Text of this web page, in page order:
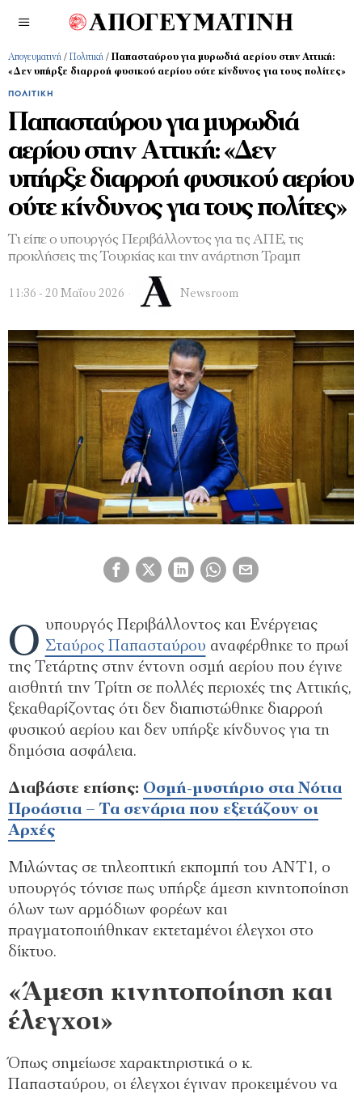
Απογευματινή / Πολιτική / Παπασταύρου για μυρωδιά αερίου στην Αττική:
«Δεν υπήρξε διαρροή φυσικού αερίου ούτε κίνδυνος για τους πολίτες»
ΠΟΛΙΤΙΚΉ
Παπασταύρου για μυρωδιά
αερίου στην Αττική: «Δεν
υπήρξε διαρροή φυσικού αερίου
ούτε κίνδυνος για τους πολίτες»
Τι είπε ο υπουργός Περιβάλλοντος για τις ΑΠΕ, τις
προκλήσεις της Τουρκίας και την ανάρτηση Τραμπ
11:36 - 20 Μαΐου 2026 Newsroom
Ο υπουργός Περιβάλλοντος και Ενέργειας
Σταύρος Παπασταύρου αναφέρθηκε το πρωί
της Τετάρτης στην έντονη οσμή αερίου που έγινε
αισθητή την Τρίτη σε πολλές περιοχές της Αττικής,
ξεκαθαρίζοντας ότι δεν διαπιστώθηκε διαρροή
φυσικού αερίου και δεν υπήρξε κίνδυνος για τη
δημόσια ασφάλεια.
Διαβάστε επίσης: Οσμή-μυστήριο στα Νότια
Προάστια – Τα σενάρια που εξετάζουν οι
Αρχές
Μιλώντας σε τηλεοπτική εκπομπή του ANT1, ο
υπουργός τόνισε πως υπήρξε άμεση κινητοποίηση
όλων των αρμόδιων φορέων και
πραγματοποιήθηκαν εκτεταμένοι έλεγχοι στο
δίκτυο.
«Άμεση κινητοποίηση και
έλεγχοι»
Όπως σημείωσε χαρακτηριστικά ο κ.
Παπασταύρου, οι έλεγχοι έγιναν προκειμένου να